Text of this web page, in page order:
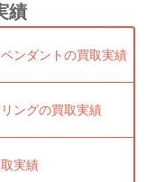
績
ンダントの買取実績
ングの買取実績
実績